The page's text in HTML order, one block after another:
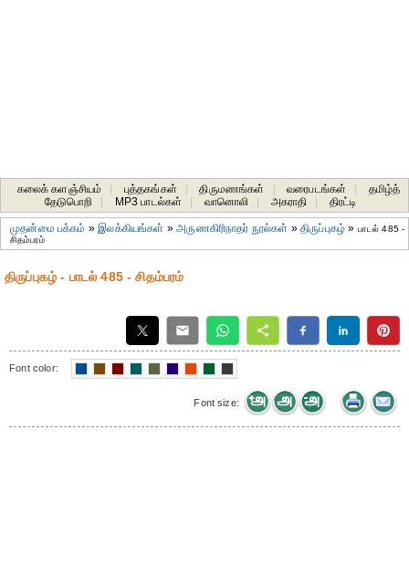
கலைக் களஞ்சியம் புத்தகங்கள் திருமணங்கள் வரைபடங்கள்
தமிழ்த்
தேடுபொறி
MP3 பாடல்கள் வானொலி அகராதி திரட்டி
முதன்மை பக்கம் »இலக்கியங்கள் »அருணகிரிநாதர் நூல்கள் »திருப்புகழ் » பாடல் 485 -
சிதம்பரம்
திருப்புகழ் - பாடல் 485 - சிதம்பரம்
Font color:
Font size: